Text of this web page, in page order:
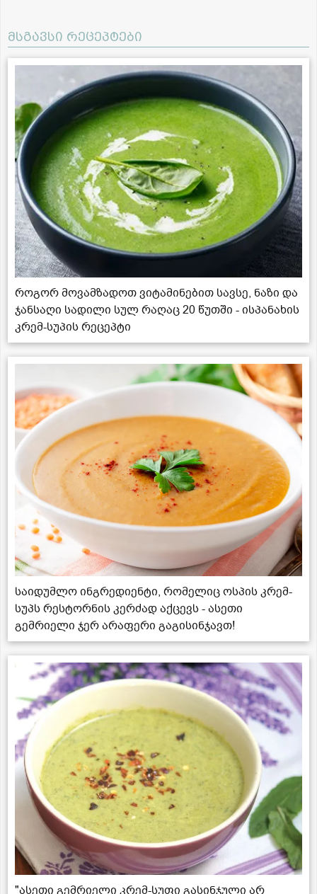
მსგავსი რეცეპტები
როგორ მოვამზადოთ ვიტამინებით სავსე, ნაზი და
ჯანსაღი სადილი სულ რაღაც 20 წუთში - ისპანახის
კრემ-სუპის რეცეპტი
საიდუმლო ინგრედიენტი, რომელიც ოსპის კრემ-
სუპს რესტორნის კერძად აქცევს - ასეთი
გემრიელი ჯერ არაფერი გაგისინჯავთ!
"ასეთი გემრიელი კრემ-სუფი გასინჯული არ